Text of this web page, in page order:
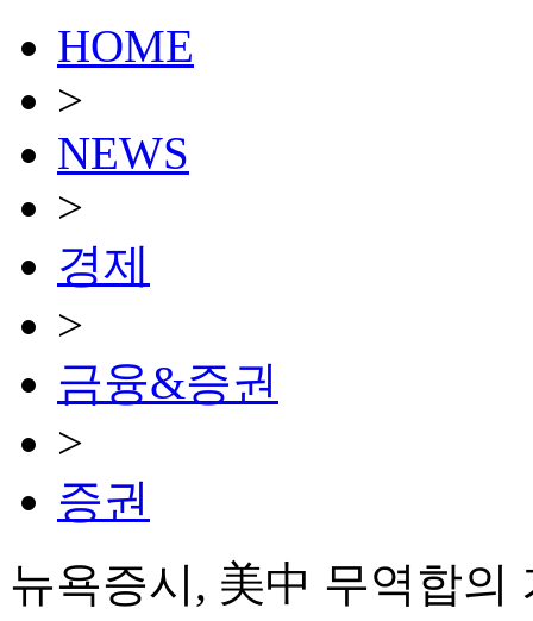
HOME
>
NEWS
>
경제
>
금융&증권
>
증권
뉴욕증시, 美中 무역합의